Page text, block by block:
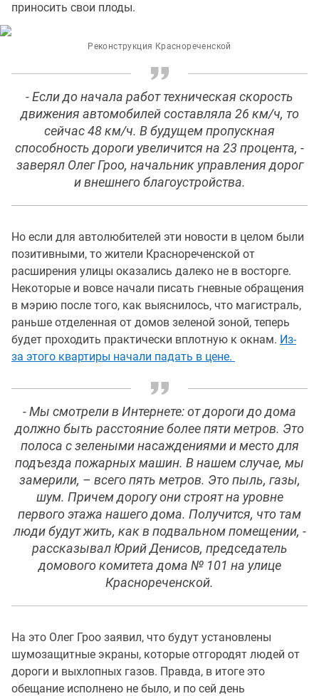
приносить свои плоды.
Реконструкция Краснореченской
- Если до начала работ техническая скорость
движения автомобилей составляла 26 км/ч, то
сейчас 48 км/ч. В будущем пропускная
способность дороги увеличится на 23 процента, -
заверял Олег Гроо, начальник управления дорог
и внешнего благоустройства.
Но если для автолюбителей эти новости в целом были
позитивными, то жители Краснореченской от
расширения улицы оказались далеко не в восторге.
Некоторые и вовсе начали писать гневные обращения
в мэрию после того, как выяснилось, что магистраль,
раньше отделенная от домов зеленой зоной, теперь
будет проходить практически вплотную к окнам. Из-
за этого квартиры начали падать в цене.
- Мы смотрели в Интернете: от дороги до дома
должно быть расстояние более пяти метров. Это
полоса с зелеными насаждениями и место для
подъезда пожарных машин. В нашем случае, мы
замерили, – всего пять метров. Это пыль, газы,
шум. Причем дорогу они строят на уровне
первого этажа нашего дома. Получится, что там
люди будут жить, как в подвальном помещении, -
рассказывал Юрий Денисов, председатель
домового комитета дома № 101 на улице
Краснореченской.
На это Олег Гроо заявил, что будут установлены
шумозащитные экраны, которые отгородят людей от
дороги и выхлопных газов. Правда, в итоге это
обещание исполнено не было, и по сей день